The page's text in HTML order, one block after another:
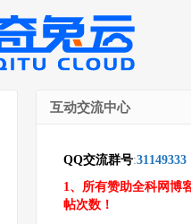
互动交流中心
QQ交流群号:31149333
1、所有赞助全科网博
帖次数！